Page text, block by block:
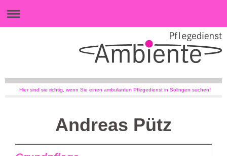
Hier sind sie richtig, wenn Sie einen ambulanten Pflegedienst in Solingen suchen!
Andreas Pütz